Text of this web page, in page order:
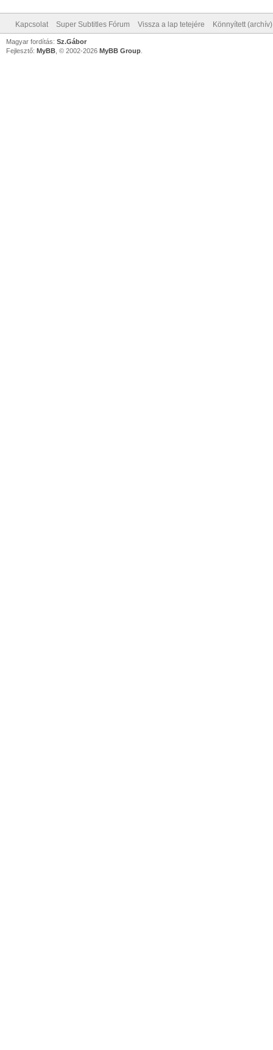
Kapcsolat Super Subtitles Fórum Vissza a lap tetejére Könnyített
Magyar fordítás: Sz.Gábor
Fejlesztő: MyBB , © 2002-2026 MyBB Group